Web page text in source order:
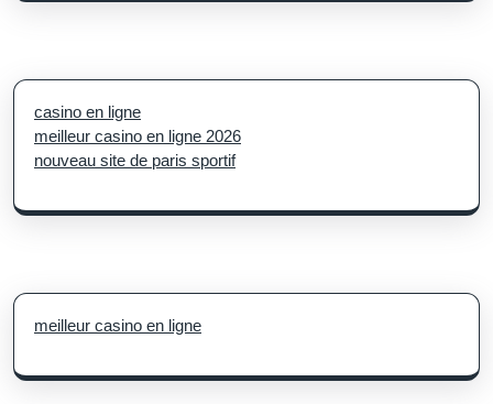
casino en ligne
meilleur casino en ligne 2026
nouveau site de paris sportif
meilleur casino en ligne